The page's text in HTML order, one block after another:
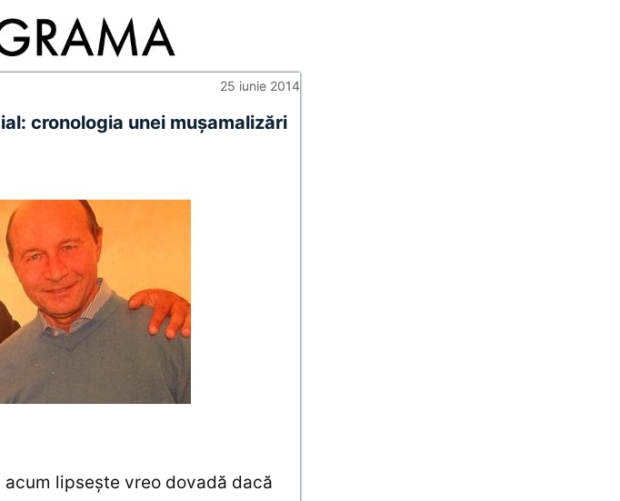
25 iunie 2014
cronologia unei muşamalizări
lipseşte vreo dovadă dacă